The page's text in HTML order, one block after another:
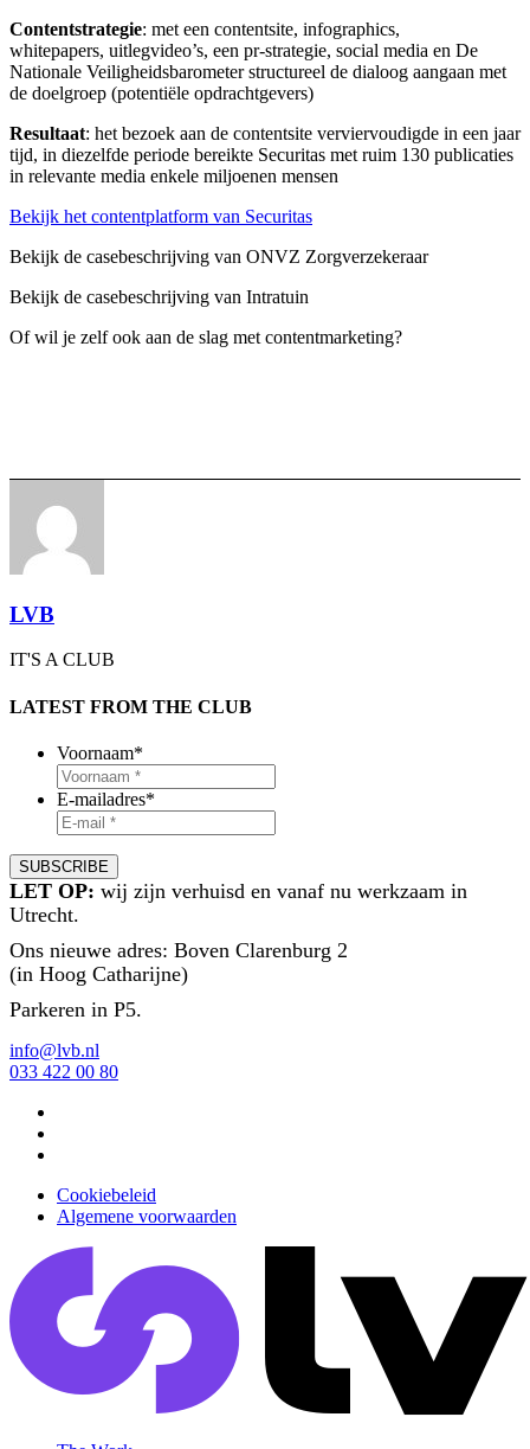
Contentstrategie: met een contentsite, infographics,
whitepapers, uitlegvideo’s, een pr-strategie, social media en De
Nationale Veiligheidsbarometer structureel de dialoog aangaan met
de doelgroep (potentiële opdrachtgevers)
Resultaat: het bezoek aan de contentsite verviervoudigde in een jaar
tijd, in diezelfde periode bereikte Securitas met ruim 130 publicaties
in relevante media enkele miljoenen mensen
Bekijk het contentplatform van Securitas
Bekijk de casebeschrijving van ONVZ Zorgverzekeraar
Bekijk de casebeschrijving van Intratuin
Of wil je zelf ook aan de slag met contentmarketing?
LVB
IT'S A CLUB
LATEST FROM THE CLUB
Voornaam*
E-mailadres*
LET OP: wij zijn verhuisd en vanaf nu werkzaam in
Utrecht.
Ons nieuwe adres: Boven Clarenburg 2
(in Hoog Catharijne)
Parkeren in P5.
info@lvb.nl
033 422 00 80
Cookiebeleid
Algemene voorwaarden